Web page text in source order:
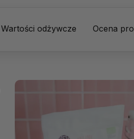
Wartości odżywcze Ocena